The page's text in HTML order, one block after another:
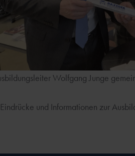
Wolfgang Junge
und Informationen zur